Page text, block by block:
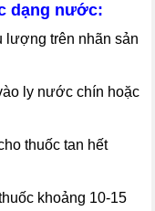
dạng nước:
trên nhãn sản
ly nước chín hoặc
thuốc tan hết
khoảng 10-15